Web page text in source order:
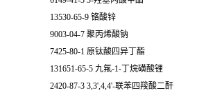
13530-65-9 铬酸锌
9003-04-7 聚丙烯酸钠
7425-80-1 原钛酸四异丁酯
131651-65-5 九氟-1-丁烷磺酸锂
2420-87-3 3,3',4,4'-联苯四羧酸二酐